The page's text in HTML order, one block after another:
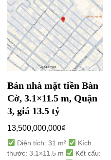
Bán nhà mặt tiền Bàn
Cờ, 3.1×11.5 m, Quận
3, giá 13.5 tỷ
13,500,000,000₫
Diện tích: 31 m²
Kích
thước: 3.1×11.5 m
Kết cấu: